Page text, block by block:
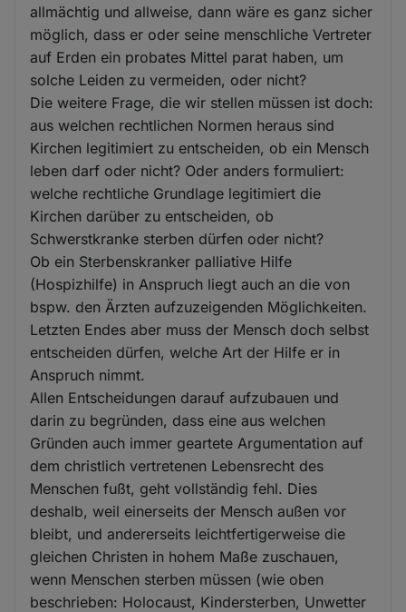
allmächtig und allweise, dann wäre es ganz sicher
möglich, dass er oder seine menschliche Vertreter
auf Erden ein probates Mittel parat haben, um
solche Leiden zu vermeiden, oder nicht?
Die weitere Frage, die wir stellen müssen ist doch:
aus welchen rechtlichen Normen heraus sind
Kirchen legitimiert zu entscheiden, ob ein Mensch
leben darf oder nicht? Oder anders formuliert:
welche rechtliche Grundlage legitimiert die
Kirchen darüber zu entscheiden, ob
Schwerstkranke sterben dürfen oder nicht?
Ob ein Sterbenskranker palliative Hilfe
(Hospizhilfe) in Anspruch liegt auch an die von
bspw. den Ärzten aufzuzeigenden Möglichkeiten.
Letzten Endes aber muss der Mensch doch selbst
entscheiden dürfen, welche Art der Hilfe er in
Anspruch nimmt.
Allen Entscheidungen darauf aufzubauen und
darin zu begründen, dass eine aus welchen
Gründen auch immer geartete Argumentation auf
dem christlich vertretenen Lebensrecht des
Menschen fußt, geht vollständig fehl. Dies
deshalb, weil einerseits der Mensch außen vor
bleibt, und andererseits leichtfertigerweise die
gleichen Christen in hohem Maße zuschauen,
wenn Menschen sterben müssen (wie oben
beschrieben: Holocaust, Kindersterben, Unwetter